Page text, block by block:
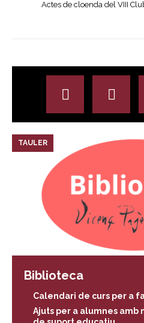
Actes de cloenda del VIII
TAULER
Biblioteca
Calendari de curs per a
Ajuts per a alumnes amb